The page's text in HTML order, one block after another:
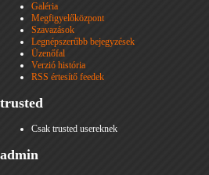
Galéria
Megfigyelőközpont
Szavazások
Legnépszerűbb bejegyzések
Üzenőfal
Verzió história
RSS értesítő feedek
trusted
Csak trusted usereknek
admin